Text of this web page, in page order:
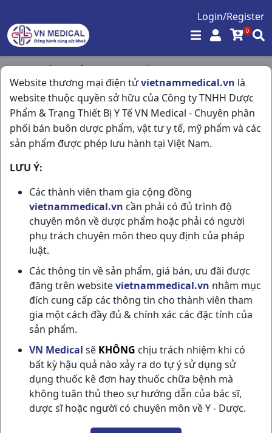
Login/Register
0
Website thương mại điện tửvietnammedical.vn là
website thuộc quyền sở hữu của Công ty TNHH Dược
Phẩm & Trang Thiết Bị Y Tế VN Medical - Chuyên phân
phối bán buôn dược phẩm, vật tư y tế, mỹ phẩm và các
sản phẩm được phép lưu hành tại Việt Nam.
LƯU Ý:
Các thành viên tham gia cộng đồng
vietnammedical.vn cần phải có đủ trình độ
chuyên môn về dược phẩm hoặc phải có người
phụ trách chuyên môn theo quy định của pháp
luật.
Các thông tin về sản phẩm, giá bán, ưu đãi được
đăng trên websitevietnammedical.vn nhằm mục
đích cung cấp các thông tin cho thành viên tham
gia một cách đầy đủ & chính xác các đặc tính của
sản phẩm.
VN Medical sẽ KHÔNG chịu trách nhiệm khi có
bất kỳ hậu quả nào xảy ra do tự ý sử dụng sử
dụng thuốc kê đơn hay thuốc chữa bệnh mà
không tuân thủ theo sự hướng dẫn của bác sĩ,
dược sĩ hoặc người có chuyên môn về Y - Dược.
Trang chủ / Giảm Đau - Hạ Sốt /
Cadigesic Extra C200vbf US Pharma USA
CADIGESIC EXTRA C200VBF US PHARMA
USA
NSX:US Pharma USA
Nhóm hàng:
Giảm Đau - Hạ Sốt,